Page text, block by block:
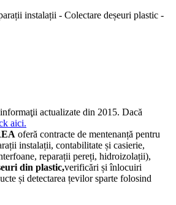
actualizate din 2015. Dacă
aici.
oferă contracte de mentenanță pentru
instalații, contabilitate și casierie,
reparații pereți, hidroizolații),
din plastic,verificări și înlocuiri
și detectarea țevilor sparte folosind